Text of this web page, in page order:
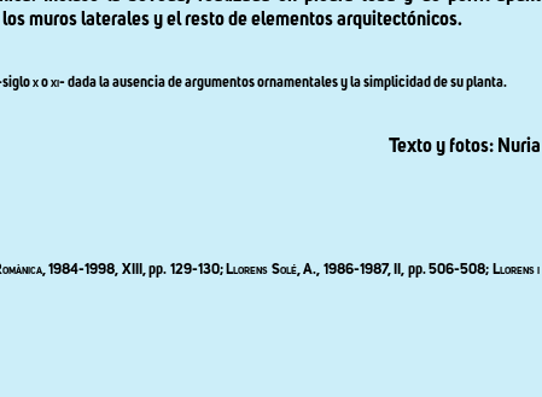
muros laterales y el resto de elementos arquitectónicos.
xoxi- dada la ausencia de argumentos ornamentales y la simplicidad de su planta.
Texto y fotos:
, 1984-1998, XIII, pp. 129-130; Llorens Solé, A., 1986-1987, II, pp. 506-508; Llorens